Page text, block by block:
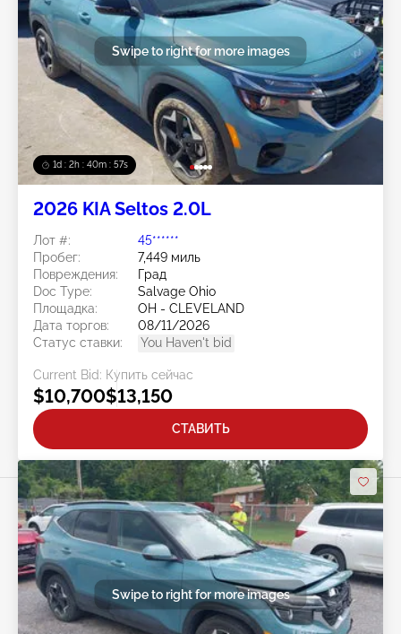
1d : 2h : 40m : 54s
Swipe to right for more images
2026 KIA Seltos 2.0L
Лот #:
45******
Пробег:
7,449 миль
Повреждения:
Град
Doc Type:
Salvage Ohio
Площадка:
OH - CLEVELAND
Дата торгов:
08/11/2026
Статус ставки:
You Haven't bid
Current Bid:
$10,700
Купить сейчас
$13,150
СТАВИТЬ
Swipe to right for more images